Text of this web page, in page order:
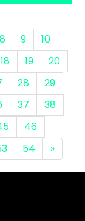
8 9
10
18 19
20
28
29
37
38
46
54 »